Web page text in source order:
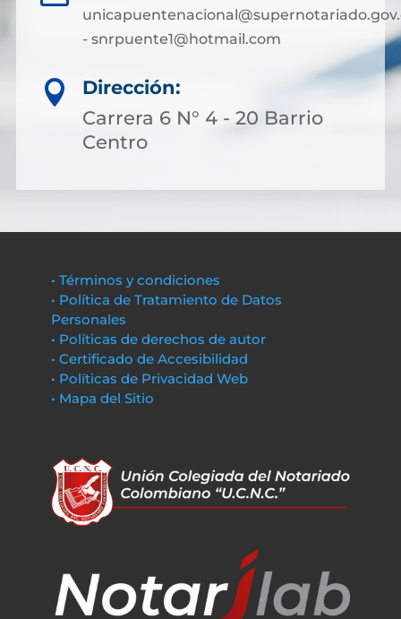
- snrpuente1@hotmail.com

Dirección:
Carrera 6 N° 4 - 20 Barrio
Centro
• Términos y condiciones
• Política de Tratamiento de Datos
Personales
• Políticas de derechos de autor
• Certificado de Accesibilidad
• Políticas de Privacidad Web
• Mapa del Sitio